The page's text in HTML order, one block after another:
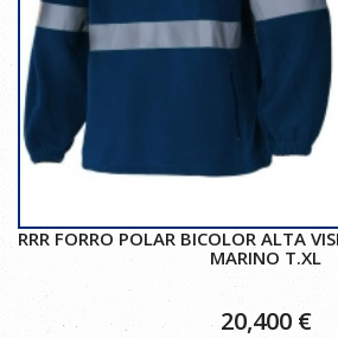
RRR FORRO POLAR BICOLOR ALTA
MARINO T.XL
20,400 €